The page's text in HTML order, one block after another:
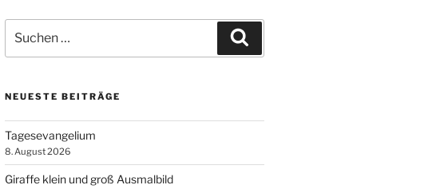
nach:
NEUESTE BEITRÄGE
Tagesevangelium
8. August 2026
Giraffe klein und groß Ausmalbild